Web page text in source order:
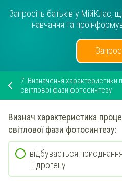
Запросіть батьків у МійКлас,
навчання та
7. Визначення характеристики
світлової фази фотосинтезу
Визнач характеристика
світлової фази фотосинтезу:
відбувається
Гідрогену